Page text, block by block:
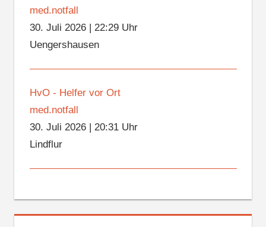
med.notfall
30. Juli 2026| 22:29 Uhr
Uengershausen
HvO - Helfer vor Ort
med.notfall
30. Juli 2026| 20:31 Uhr
Lindflur